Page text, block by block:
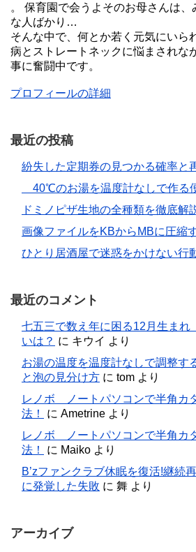
。 保育園で会うよそのお母さんは、
な人ばかり…
そんな中で、何とか若く元気にいら
病とストレートネックに悩まされな
事に奮闘中です。
プロフィールの詳細
最近の投稿
紛失した定期券の見つかる確率と
40℃のお湯を温度計なしで作る
ドミノピザ生地の全種類を徹底解
画像ファイルをKBからMBに圧縮
ひとり居酒屋で迷惑をかけない行
最近のコメント
七五三で数え年に困る12月生ま
いは？ に キウイ より
お湯の温度を温度計なしで調整す
と泡の見分け方 に tom より
レノボ ノートパソコンで半角カ
法！
に Ametrine より
レノボ ノートパソコンで半角カ
法！
に Maiko より
B’zファンクラブ休眠を復活!継続
に発覚した失敗 に 舞 より
アーカイブ